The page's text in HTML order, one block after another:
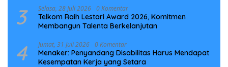
3 Selasa, 28 Juli 2026 0 Komentar
Telkom Raih Lestari Award 2026, Komitmen
Membangun Talenta Berkelanjutan
4 Jumat, 31 Juli 2026 0 Komentar
Menaker: Penyandang Disabilitas Harus Mendapat
Kesempatan Kerja yang Setara